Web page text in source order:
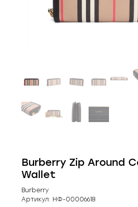
Burberry Zip Around
Wallet
Burberry
Артикул: НФ-00006618